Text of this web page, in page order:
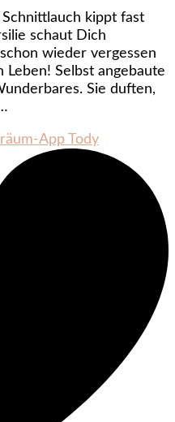
kippt fast
schaut Dich
wieder vergessen
Leben! Selbst angebaute
Sie duften,